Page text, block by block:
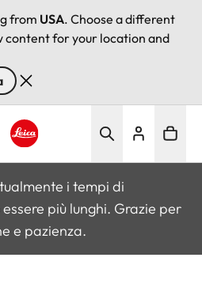
from USA. Choose a different
content for your location and
i tempi di
più lunghi. Grazie per
e pazienza.